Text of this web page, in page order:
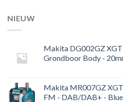
NIEUW
Makita DG002GZ
Grondboor Body -
Makita MR007GZ
FM - DAB/DAB+ -